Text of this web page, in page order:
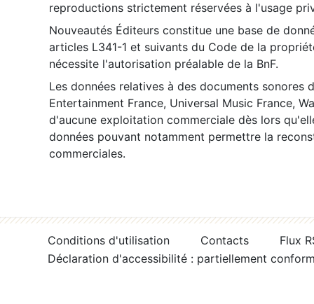
reproductions strictement réservées à l'usage
Nouveautés Éditeurs constitue une base de
articles L341-1 et suivants du Code de la
nécessite l'autorisation préalable de la BnF.
Les données relatives à des documents sonores
Entertainment France, Universal Music France,
d'aucune exploitation commerciale dès lors
données pouvant notamment permettre la
commerciales.
Conditions d'utilisation Contacts
Flux
Déclaration d'accessibilité : partiellement